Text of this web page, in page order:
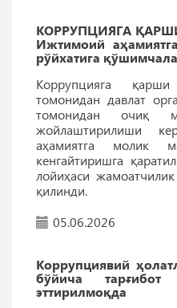
КОРРУПЦИЯГА
Ижтимоий
рўйхатига
Коррупцияга
томонидан давлат
томонидан очиқ
жойлаштирилиши
аҳамиятга молик
кенгайтиришга
лойиҳаси
қилинди.
05.06.2026
Коррупциявий
бўйича
эттирилмоқда